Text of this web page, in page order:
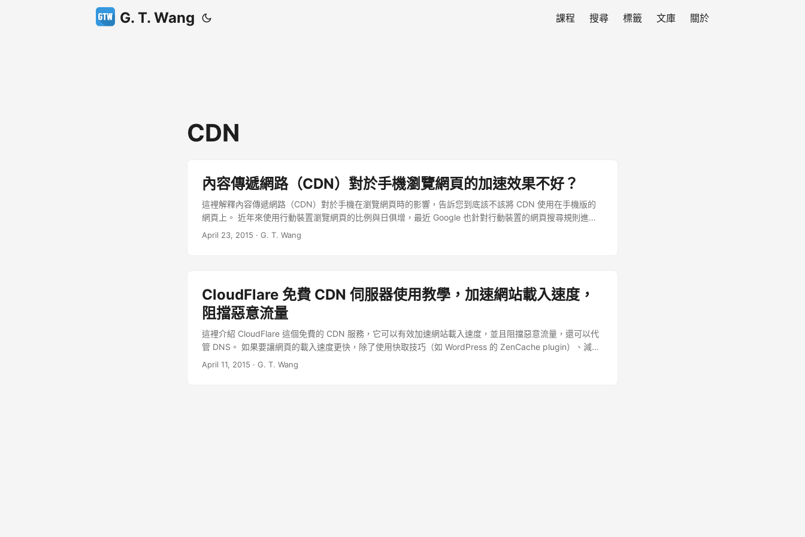
G. T. Wang 課程 搜尋 標籤 文庫 關於
CDN
內容傳遞網路（CDN）對於手機瀏覽網頁的加速效果不好？
這裡解釋內容傳遞網路（CDN）對於手機在瀏覽網頁時的影響，告訴您到底該不該將 CDN 使用在手機版的
網頁上。 近年來使用行動裝置瀏覽網頁的比例與日俱增，最近 Google 也針對行動裝置的網頁搜尋規則進行
了調整，讓行動裝置在使用 Google 搜尋時，可以獲得更好的結果，在未來網站的設計上，除了考慮一般的桌
April 23, 2015 · G. T. Wang
CloudFlare 免費 CDN 伺服器使用教學，加速網站載入速度，
阻擋惡意流量
這裡介紹 CloudFlare 這個免費的 CDN 服務，它可以有效加速網站載入速度，並且阻擋惡意流量，還可以代
管 DNS。 如果要讓網頁的載入速度更快，除了使用快取技巧（如 WordPress 的 ZenCache plugin）、減少
動態網頁與資料庫查詢之外，還有一個很常見的方式就是使用內容傳遞網路（content delivery network，簡
April 11, 2015 · G. T. Wang